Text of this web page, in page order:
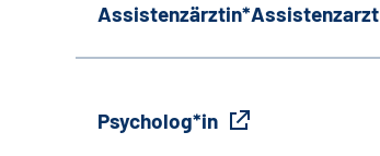
Assistenzärztin*Assistenzarzt
Psycholog*in